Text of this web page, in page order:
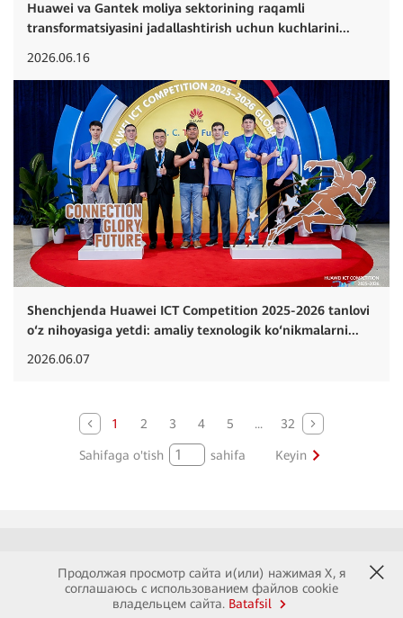
Продолжая просмотр сайта и(или) нажимая X, я
соглашаюсь с использованием файлов cookie
владельцем сайта. Batafsil
Huawei va Gantek moliya sektorining raqamli
transformatsiyasini jadallashtirish uchun kuchlarini...
2026.06.16
Shenchjenda Huawei ICT Competition 2025-2026 tanlovi
o‘z nihoyasiga yetdi: amaliy texnologik ko‘nikmalarni...
2026.06.07
1 2 3 4 5 ... 32
Sahifaga o'tish sahifa Keyin
Bog'lanish Foydalanish shartlari Maxfiylik siyosati